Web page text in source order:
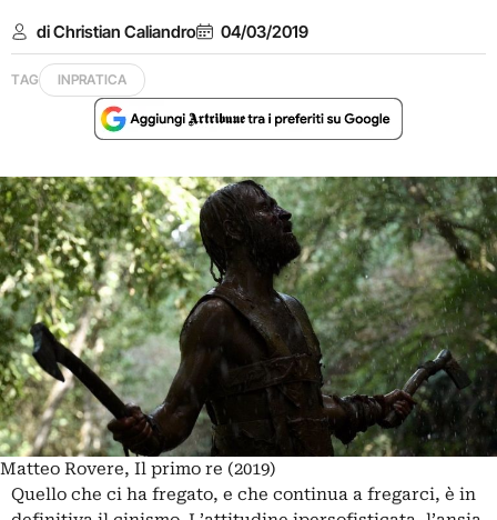
di Christian Caliandro 04/03/2019
TAG INPRATICA
Matteo Rovere, Il primo re (2019)
Quello che ci ha fregato, e che continua a fregarci, è in